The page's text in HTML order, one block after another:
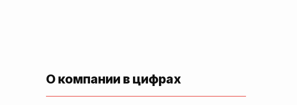
О компании в цифрах